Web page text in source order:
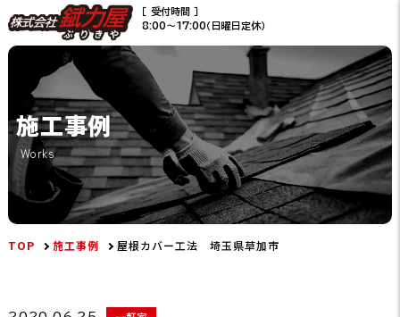
［ 受付時間 ］
8:00〜17:00（日曜日定休）
施工事例
Works
TOP 施工事例 屋根カバー工法 埼玉県草加市